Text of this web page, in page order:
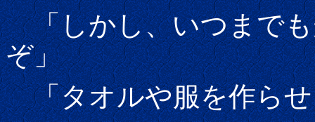
「しかし、いつまでも
ぞ」
「タオルや服を作らせ